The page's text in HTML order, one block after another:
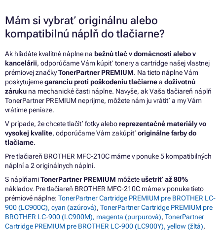
Mám si vybrať originálnu alebo
kompatibilnú náplň do tlačiarne?
Ak hľadáte kvalitné náplne na bežnú tlač v domácnosti alebo v
kancelárii, odporúčame Vám kúpiť tonery a cartridge našej vlastnej
prémiovej značkyTonerPartner PREMIUM. Na tieto náplne Vám
poskytujemegaranciu proti poškodeniu tlačiarnea doživotnú
záruku na mechanické časti náplne. Navyše, ak Vaša tlačiareň náplň
TonerPartner PREMIUM neprijme, môžete nám ju vrátiť a my Vám
vrátime peniaze.
V prípade, že chcete tlačiť fotky aleboreprezentačné materiály vo
vysokej kvalite, odporúčame Vám zakúpiť originálne farby do
tlačiarne.
Pre tlačiareň BROTHER MFC-210C máme v ponuke 5 kompatibilných
náplní a 2 originálnych náplní.
S náplňamiTonerPartner PREMIUM môžeteušetriť až 80%
nákladov. Pre tlačiareň BROTHER MFC-210C máme v ponuke tieto
prémiové náplne: TonerPartner Cartridge PREMIUM pre BROTHER LC-
900 (LC900C), cyan (azúrová), TonerPartner Cartridge PREMIUM pre
BROTHER LC-900 (LC900M), magenta (purpurová), TonerPartner
Cartridge PREMIUM pre BROTHER LC-900 (LC900Y), yellow (žltá),